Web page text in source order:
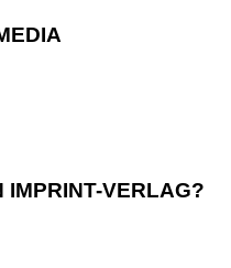
IMPRINT-VERLAG?